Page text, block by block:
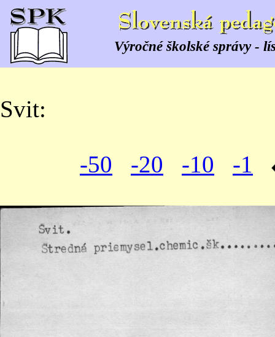
Výročné školské správy -
Svit:
-50 -20 -10 -1